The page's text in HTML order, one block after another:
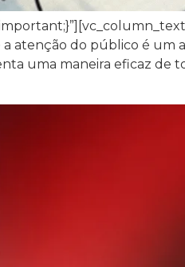
do público é um
uma maneira eficaz de